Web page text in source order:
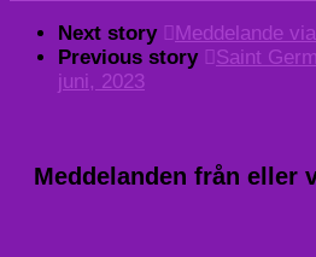
Next story
Meddelande
Previous story
Saint
juni, 2023
Meddelanden från eller